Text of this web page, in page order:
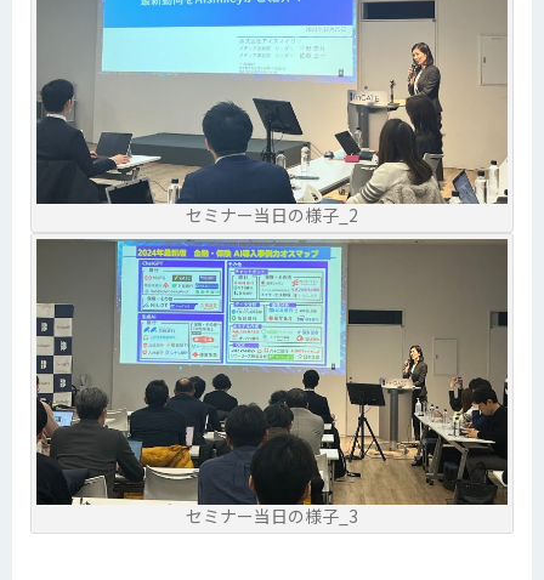
セミナー当日の様子_2
セミナー当日の様子_3